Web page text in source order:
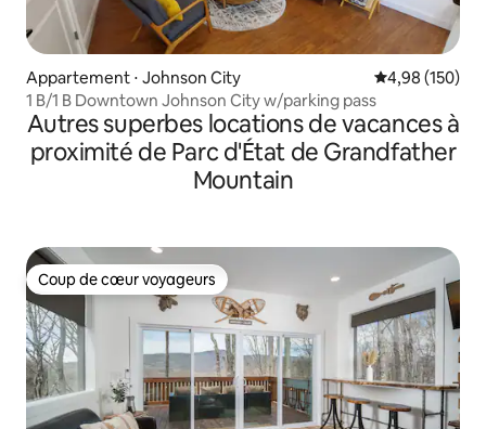
Appartement ⋅ Johnson City Évaluation
4,98 (150)
1 B/1 B Downtown Johnson City w/parking pass
Autres superbes locations de vacances à
proximité de Parc d'État de Grandfather
Mountain
Coup de cœur voyageurs
Coup de cœur voyageurs